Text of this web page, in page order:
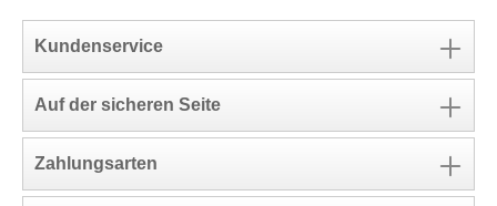
Kundenservice
Auf der sicheren Seite
Zahlungsarten